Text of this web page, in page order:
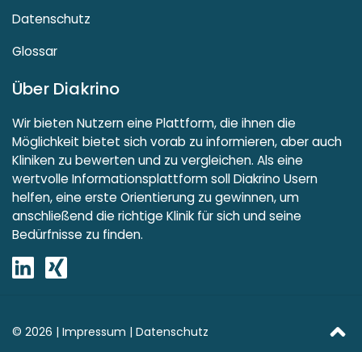
Datenschutz
Glossar
Über Diakrino
Wir bieten Nutzern eine Plattform, die ihnen die
Möglichkeit bietet sich vorab zu informieren, aber auch
Kliniken zu bewerten und zu vergleichen. Als eine
wertvolle Informationsplattform soll Diakrino Usern
helfen, eine erste Orientierung zu gewinnen, um
anschließend die richtige Klinik für sich und seine
Bedürfnisse zu finden.
© 2026 | Impressum | Datenschutz